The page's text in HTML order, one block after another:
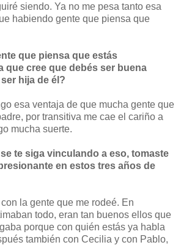
siendo. Ya no me pesa tanto esa
habiendo gente que piensa que
que piensa que estás
que cree que debés ser buena
hija de él?
esa ventaja de que mucha gente que
por transitiva me cae el cariño a
mucha suerte.
te siga vinculando a eso, tomaste
en estos tres años de
la gente que me rodeé. En
todo, eran tan buenos ellos que
porque con quién estás ya habla
también con Cecilia y con Pablo,